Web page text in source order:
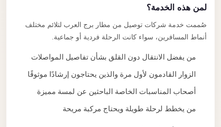
لمن هذه الخدمة؟
صُممت خدمة شركات توصيل من مطار برج العرب لتلائم مختلف
أنماط المسافرين، سواء كانت الرحلة فردية أو جماعية.
من يفضل الانتقال دون القلق بشأن تفاصيل المواصلات
الزوار القادمون لأول مرة والذين يحتاجون إرشادًا موثوقًا
أصحاب المناسبات الخاصة الباحثين عن لمسة مميزة
من يخطط لرحلة طويلة ويحتاج مركبة مريحة